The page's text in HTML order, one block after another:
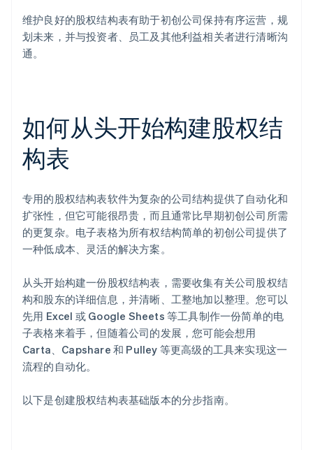
维护良好的股权结构表有助于初创公司保持有序运营，规
划未来，并与投资者、员工及其他利益相关者进行清晰沟
通。
如何从头开始构建股权结
构表
专用的股权结构表软件为复杂的公司结构提供了自动化和
扩张性，但它可能很昂贵，而且通常比早期初创公司所需
的更复杂。电子表格为所有权结构简单的初创公司提供了
一种低成本、灵活的解决方案。
从头开始构建一份股权结构表，需要收集有关公司股权结
构和股东的详细信息，并清晰、工整地加以整理。您可以
先用 Excel 或 Google Sheets 等工具制作一份简单的电
子表格来着手，但随着公司的发展，您可能会想用
Carta、Capshare 和 Pulley 等更高级的工具来实现这一
流程的自动化。
以下是创建股权结构表基础版本的分步指南。